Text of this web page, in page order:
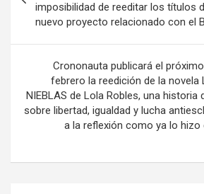
entradas
imposibilidad de reeditar los títulos
nuevo proyecto relacionado con el
Crononauta publicará el
febrero la reedición de la novela
NIEBLAS de Lola Robles, una historia
sobre libertad, igualdad y lucha
a la reflexión como ya lo hizo